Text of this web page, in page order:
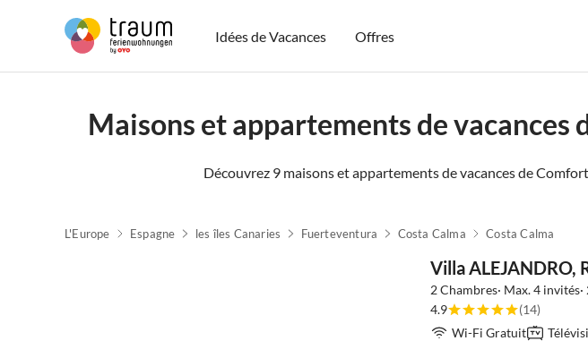
Idées de Vacances Offres
Maisons et appartements de
Découvrez 9 maisons et appartements de vacances de
L'Europe Espagne les îles Canaries Fuerteventura Costa Calma Costa Calma
Villa ALEJANDRO,
2 Chambres· Max. 4 invités·
4.9
(14)
Wi-Fi Gratuit